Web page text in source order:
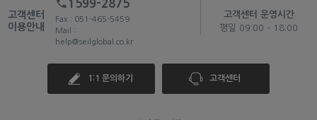
고객센터
이용안내
1599-2875
Fax : 051-465-5459
Mail :
help@seilglobal.co.kr
고객센터 운영시간
평일 09:00 - 18:00
1:1 문의하기 고객센터